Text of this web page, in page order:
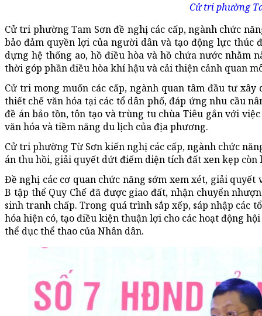
Cử tri phường
Cử tri phường Tam Sơn đề nghị các cấp, ngành chức
bảo đảm quyền lợi của người dân và tạo động lực
dựng hệ thống ao, hồ điều hòa và hồ chứa nước nhằm
thời góp phần điều hòa khí hậu và cải thiện cảnh quan
Cử tri mong muốn các cấp, ngành quan tâm đầu tư
thiết chế văn hóa tại các tổ dân phố, đáp ứng nhu cầu
đề án bảo tồn, tôn tạo và trùng tu chùa Tiêu gắn với
văn hóa và tiềm năng du lịch của địa phương.
Cử tri phường Từ Sơn kiến nghị các cấp, ngành chức
án thu hồi, giải quyết dứt điểm diện tích đất xen kẹp
Đề nghị các cơ quan chức năng sớm xem xét, giải
B tập thể Quy Chế đã được giao đất, nhận chuyển
sinh tranh chấp. Trong quá trình sắp xếp, sáp nhập các
hóa hiện có, tạo điều kiện thuận lợi cho các hoạt động
thể dục thể thao của Nhân dân.